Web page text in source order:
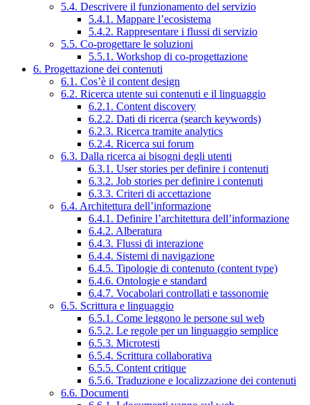
5.4. Descrivere il funzionamento del servizio
5.4.1. Mappare l’ecosistema
5.4.2. Rappresentare i flussi di servizio
5.5. Co-progettare le soluzioni
5.5.1. Workshop di co-progettazione
6. Progettazione dei contenuti
6.1. Cos’è il content design
6.2. Ricerca utente sui contenuti e il linguaggio
6.2.1. Content discovery
6.2.2. Dati di ricerca (search keywords)
6.2.3. Ricerca tramite analytics
6.2.4. Ricerca sui forum
6.3. Dalla ricerca ai bisogni degli utenti
6.3.1. User stories per definire i contenuti
6.3.2. Job stories per definire i contenuti
6.3.3. Criteri di accettazione
6.4. Architettura dell’informazione
6.4.1. Definire l’architettura dell’informazione
6.4.2. Alberatura
6.4.3. Flussi di interazione
6.4.4. Sistemi di navigazione
6.4.5. Tipologie di contenuto (content type)
6.4.6. Ontologie e standard
6.4.7. Vocabolari controllati e tassonomie
6.5. Scrittura e linguaggio
6.5.1. Come leggono le persone sul web
6.5.2. Le regole per un linguaggio semplice
6.5.3. Microtesti
6.5.4. Scrittura collaborativa
6.5.5. Content critique
6.5.6. Traduzione e localizzazione dei contenuti
6.6. Documenti